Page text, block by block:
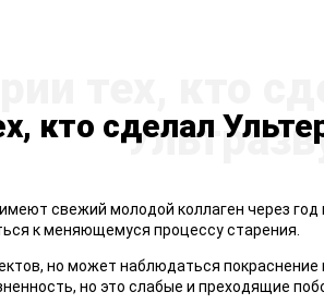
кто сделал
свежий молодой коллаген через
к меняющемуся процессу старения.
но может наблюдаться
но это слабые и преходящие